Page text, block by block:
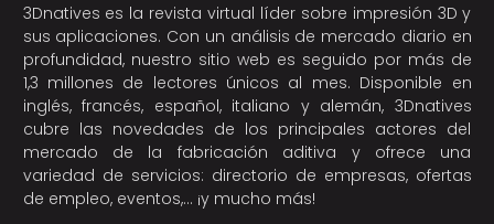
3Dnatives es la revista virtual líder sobre impresión 3D y
sus aplicaciones. Con un análisis de mercado diario en
profundidad, nuestro sitio web es seguido por más de
1,3 millones de lectores únicos al mes. Disponible en
inglés, francés, español, italiano y alemán, 3Dnatives
cubre las novedades de los principales actores del
mercado de la fabricación aditiva y ofrece una
variedad de servicios: directorio de empresas, ofertas
de empleo, eventos,… ¡y mucho más!